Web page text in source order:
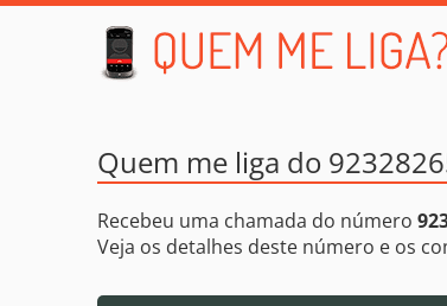
Quem me liga do
Recebeu uma chamada do número
Veja os detalhes deste número e os